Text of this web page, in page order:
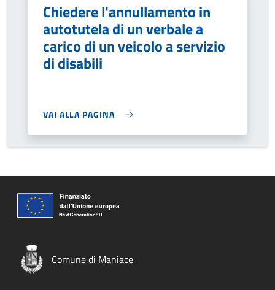
Chiedere l'annullamento in
autotutela di un verbale a
carico di un veicolo a servizio
di disabili
VAI ALLA PAGINA
Comune di Maniace